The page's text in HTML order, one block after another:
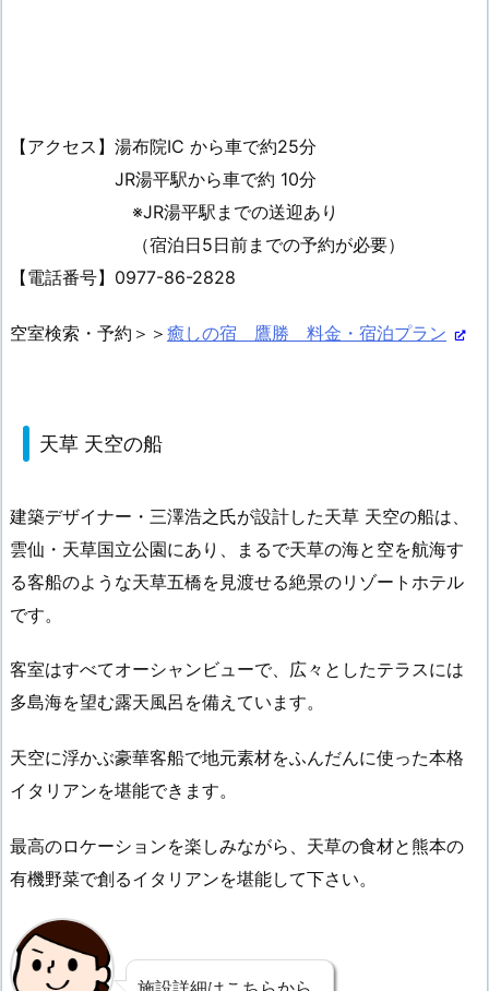
【アクセス】湯布院IC から車で約25分
JR湯平駅から車で約 10分
※JR湯平駅までの送迎あり
（宿泊日5日前までの予約が必要）
【電話番号】0977-86-2828
空室検索・予約＞＞ 癒しの宿 鷹勝 料金・宿泊プラン
天草 天空の船
建築デザイナー・三澤浩之氏が設計した天草 天空の船は、
雲仙・天草国立公園にあり、まるで天草の海と空を航海す
る客船のような天草五橋を見渡せる絶景のリゾートホテル
です。
客室はすべてオーシャンビューで、広々としたテラスには
多島海を望む露天風呂を備えています。
天空に浮かぶ豪華客船で地元素材をふんだんに使った本格
イタリアンを堪能できます。
最高のロケーションを楽しみながら、天草の食材と熊本の
有機野菜で創るイタリアンを堪能して下さい。